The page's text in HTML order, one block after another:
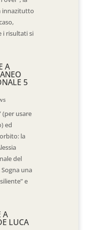
innazitutto
i risultati si
A
5
(per usare
ed
la
del
una
e
A
LUCA